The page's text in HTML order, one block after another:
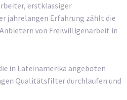
erstklassiger
jahrelangen Erfahrung zählt die
von Freiwilligenarbeit in
in Lateinamerika angeboten
Qualitätsfilter durchlaufen und